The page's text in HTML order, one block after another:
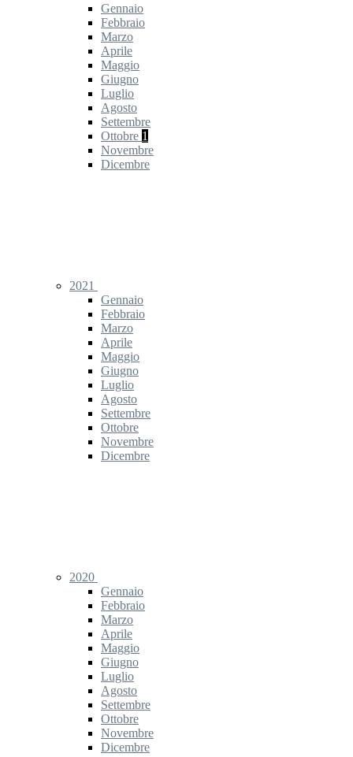
Gennaio
Febbraio
Marzo
Aprile
Maggio
Giugno
Luglio
Agosto
Settembre
Ottobre 1
Novembre
Dicembre
2021
Gennaio
Febbraio
Marzo
Aprile
Maggio
Giugno
Luglio
Agosto
Settembre
Ottobre
Novembre
Dicembre
2020
Gennaio
Febbraio
Marzo
Aprile
Maggio
Giugno
Luglio
Agosto
Settembre
Ottobre
Novembre
Dicembre